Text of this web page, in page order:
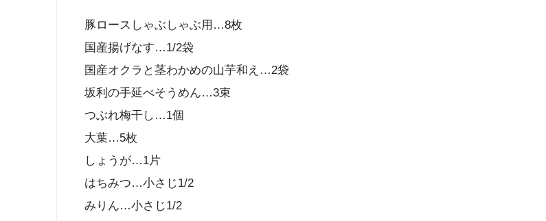
豚ロースしゃぶしゃぶ用…8枚
国産揚げなす…1/2袋
国産オクラと茎わかめの山芋和え…2袋
坂利の手延べそうめん…3束
つぶれ梅干し…1個
大葉…5枚
しょうが…1片
はちみつ…小さじ1/2
みりん…小さじ1/2